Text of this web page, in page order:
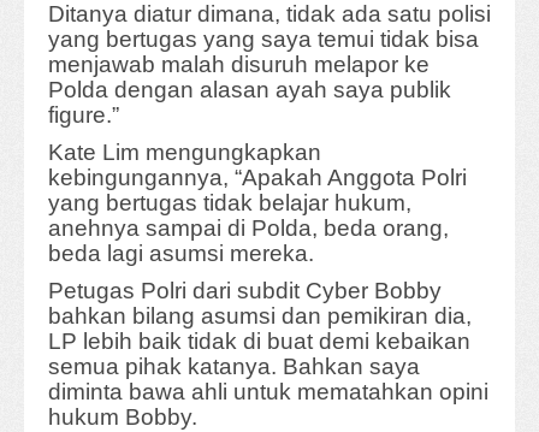
Ditanya diatur dimana, tidak ada satu polisi
yang bertugas yang saya temui tidak bisa
menjawab malah disuruh melapor ke
Polda dengan alasan ayah saya publik
figure.”
Kate Lim mengungkapkan
kebingungannya, “Apakah Anggota Polri
yang bertugas tidak belajar hukum,
anehnya sampai di Polda, beda orang,
beda lagi asumsi mereka.
Petugas Polri dari subdit Cyber Bobby
bahkan bilang asumsi dan pemikiran dia,
LP lebih baik tidak di buat demi kebaikan
semua pihak katanya. Bahkan saya
diminta bawa ahli untuk mematahkan opini
hukum Bobby.